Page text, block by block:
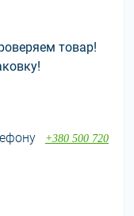
товар!
+380 500 720